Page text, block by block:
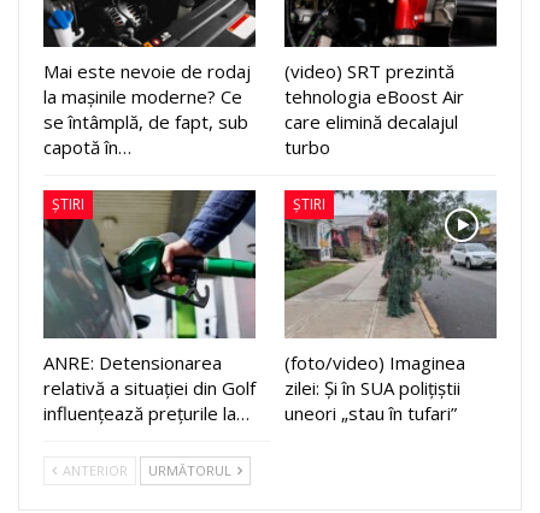
Mai este nevoie de rodaj
la mașinile moderne? Ce
se întâmplă, de fapt, sub
capotă în…
(video) SRT prezintă
tehnologia eBoost Air
care elimină decalajul
turbo
ȘTIRI
ANRE: Detensionarea
relativă a situației din Golf
influențează prețurile la…
ȘTIRI
(foto/video) Imaginea
zilei: Și în SUA polițiștii
uneori „stau în tufari”
ANTERIOR URMĂTORUL